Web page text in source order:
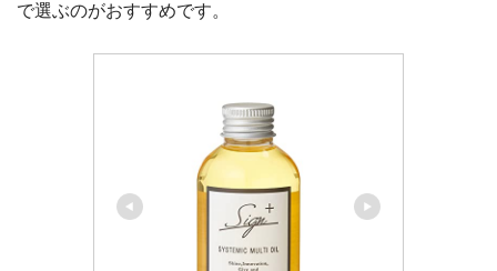
で選ぶのがおすすめです。